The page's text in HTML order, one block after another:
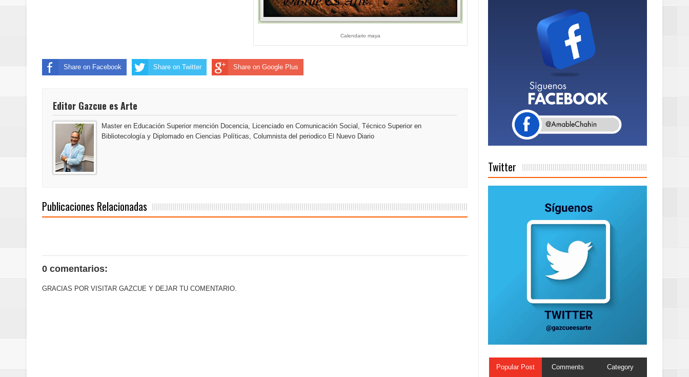
Maridalia Hernández y El Canario se unen al regreso de Pavel Núñez y su “Bipolarband” a Hard Rock Café Santo
Banreservas y sus filiales realizan en Santiago el segundo Foro del Ahorro y la Inversión “Reserva tu Capital”
Banreservas inaugura oficina en el Centro de Retención de Vehículos de Pedro Brand
minutos
Banreservas obtiene siete galardones en los Effie Awards República Dominicana 2026
Calendario maya
Share on Facebook Share on Twitter Share on Google Plus
Editor Gazcue es Arte
Master en Educación Superior mención Docencia, Licenciado en Comunicación Social, Técnico Superior en
Bibliotecología y Diplomado en Ciencias Políticas, Columnista del periodico El Nuevo Diario
Publicaciones Relacionadas
0 comentarios:
GRACIAS POR VISITAR GAZCUE Y DEJAR TU COMENTARIO.
Twitter
Popular Post Comments Category